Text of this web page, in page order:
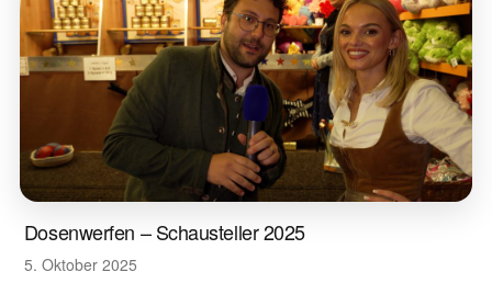
Dosenwerfen – Schausteller 2025
5. Oktober 2025